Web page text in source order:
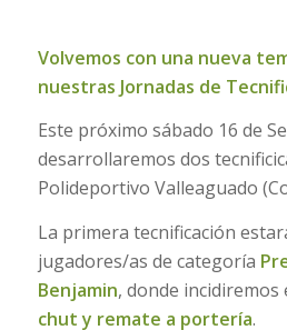
Volvemos con una nueva
nuestras Jornadas de
Este próximo sábado 16 de
desarrollaremos dos
Polideportivo Valleaguado
La primera tecnificación
jugadores/as de categoría
Benjamin, donde incidiremos
chut y remate a portería.